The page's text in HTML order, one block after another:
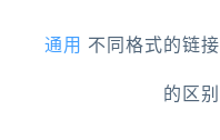
通用 不同格式的链接
的区别